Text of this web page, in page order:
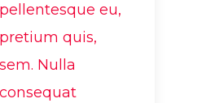
pellentesque eu,
pretium quis,
sem. Nulla
consequat